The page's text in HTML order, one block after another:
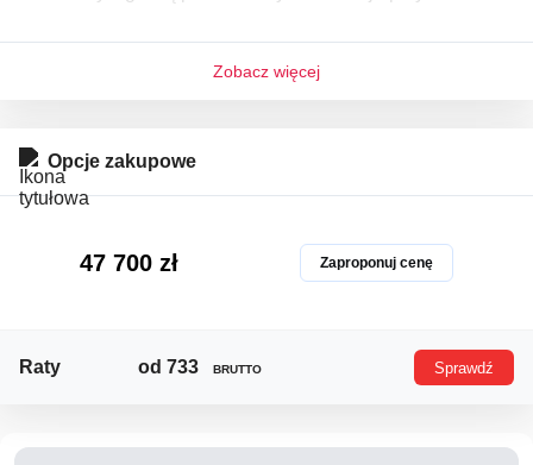
Zobacz więcej
Opcje zakupowe
47 700 zł Zaproponuj cenę
Raty od 733 BRUTTO Sprawdź